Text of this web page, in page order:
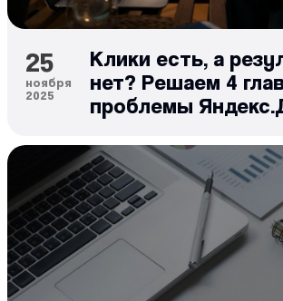
25
ноября
2025
Клики есть, а
нет? Решаем 4
проблемы